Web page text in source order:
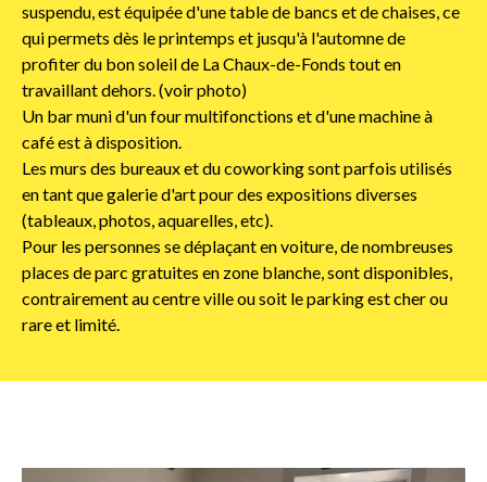
suspendu, est équipée d'une table de bancs et de chaises, ce
qui permets dès le printemps et jusqu'à l'automne de
profiter du bon soleil de La Chaux-de-Fonds tout en
travaillant dehors. (voir photo)
Un bar muni d'un four multifonctions et d'une machine à
café est à disposition.
Les murs des bureaux et du coworking sont parfois utilisés
en tant que galerie d'art pour des expositions diverses
(tableaux, photos, aquarelles, etc).
Pour les personnes se déplaçant en voiture, de nombreuses
places de parc gratuites en zone blanche, sont disponibles,
contrairement au centre ville ou soit le parking est cher ou
rare et limité.